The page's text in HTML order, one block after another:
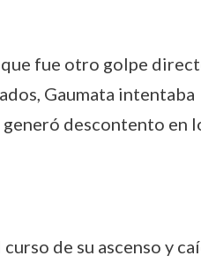
fue otro golpe
Gaumata intentaba
generó descontento en
de su ascenso y